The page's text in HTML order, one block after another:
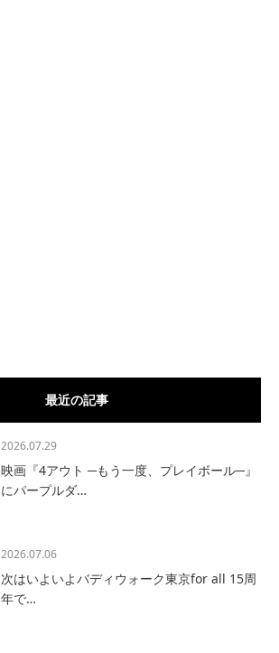
最近の記事
2026.07.29
映画『4アウト ─もう一度、プレイボール─』
にパープルダ…
2026.07.06
次はいよいよバディウォーク東京for all 15周
年で…